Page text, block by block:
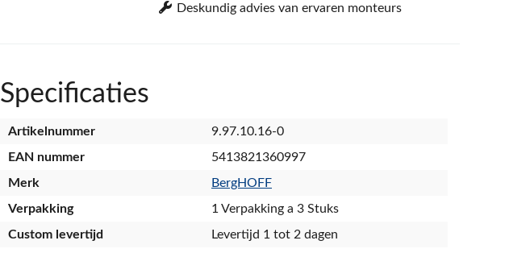
Deskundig advies van ervaren monteurs
Specificaties
Artikelnummer
9.97.10.16-0
EAN nummer
5413821360997
Merk
BergHOFF
Verpakking
1 Verpakking a 3 Stuks
Custom levertijd
Levertijd 1 tot 2 dagen